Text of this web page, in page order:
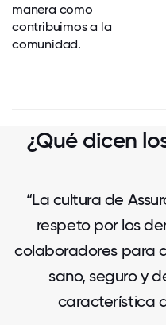
manera como
contribuimos a la
comunidad.
¿Qué dicen
“La cultura de
respeto por los
colaboradores para
sano, seguro y
característica